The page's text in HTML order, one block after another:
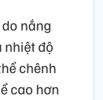
nắng
nhiệt độ
chênh
cao hơn